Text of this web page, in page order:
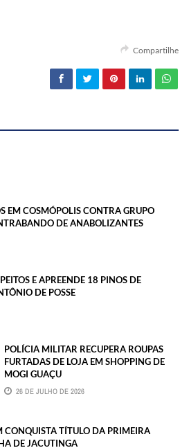
Compartilhe
EM COSMÓPOLIS CONTRA GRUPO
DE ANABOLIZANTES
E APREENDE 18 PINOS DE
DE POSSE
POLÍCIA MILITAR RECUPERA ROUPAS
FURTADAS DE LOJA EM SHOPPING DE
MOGI GUAÇU
26 DE JULHO DE 2026
CONQUISTA TÍTULO DA PRIMEIRA
DE JACUTINGA